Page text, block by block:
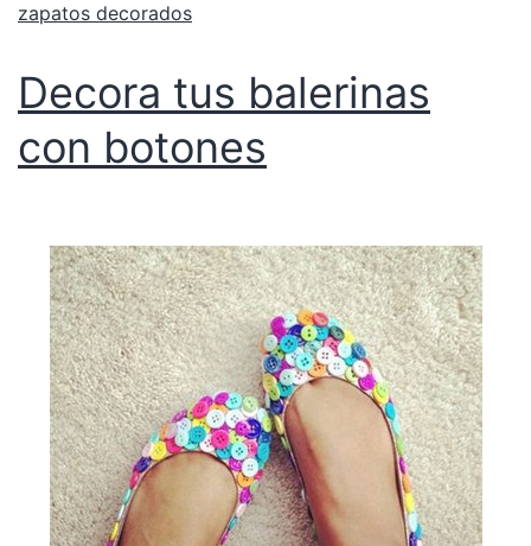
zapatos decorados
Decora tus balerinas
con botones